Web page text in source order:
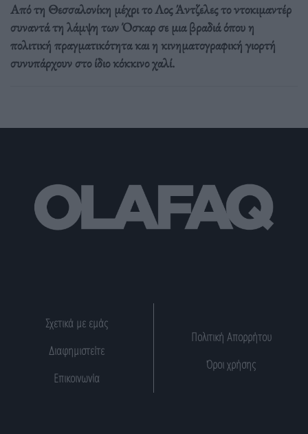
Από τη Θεσσαλονίκη μέχρι το Λος Άντζελες το ντοκιμαντέρ
συναντά τη λάμψη των Όσκαρ σε μια βραδιά όπου η
πολιτική πραγματικότητα και η κινηματογραφική γιορτή
συνυπάρχουν στο ίδιο κόκκινο χαλί.
Σχετικά με εμάς
Διαφημιστείτε
Επικοινωνία
Πολιτική Απορρήτου
Όροι χρήσης